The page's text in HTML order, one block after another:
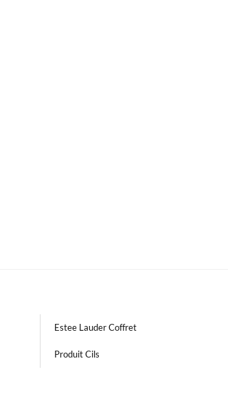
Estee Lauder Coffret
Produit Cils